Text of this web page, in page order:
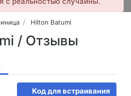
Hilton Batumi
/ Отзывы
Код для встраивания